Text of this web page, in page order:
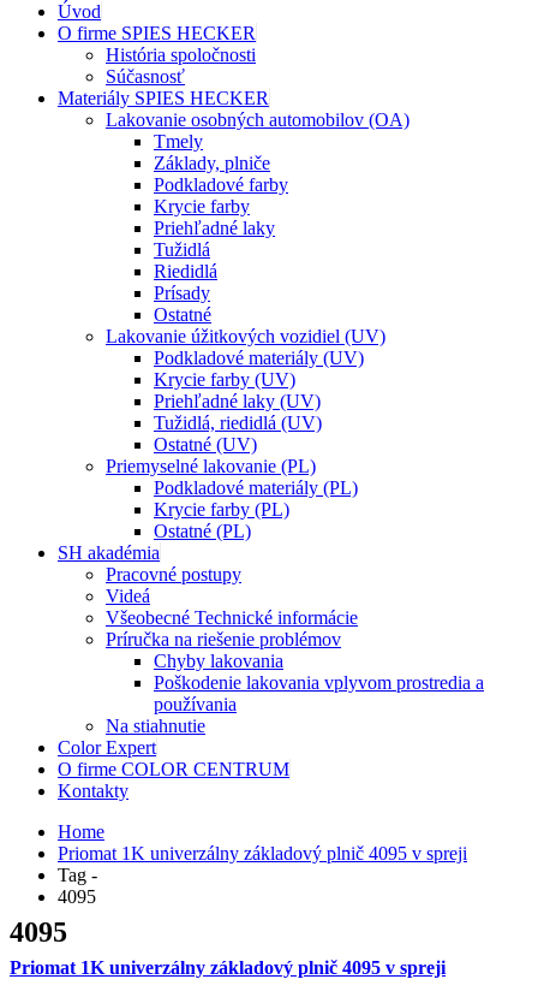
Úvod
O firme SPIES HECKER
História spoločnosti
Súčasnosť
Materiály SPIES HECKER
Lakovanie osobných automobilov (OA)
Tmely
Základy, plniče
Podkladové farby
Krycie farby
Priehľadné laky
Tužidlá
Riedidlá
Prísady
Ostatné
Lakovanie úžitkových vozidiel (UV)
Podkladové materiály (UV)
Krycie farby (UV)
Priehľadné laky (UV)
Tužidlá, riedidlá (UV)
Ostatné (UV)
Priemyselné lakovanie (PL)
Podkladové materiály (PL)
Krycie farby (PL)
Ostatné (PL)
SH akadémia
Pracovné postupy
Videá
Všeobecné Technické informácie
Príručka na riešenie problémov
Chyby lakovania
Poškodenie lakovania vplyvom prostredia a
používania
Na stiahnutie
Color Expert
O firme COLOR CENTRUM
Kontakty
Home
Priomat 1K univerzálny základový plnič 4095 v spreji
Tag -
4095
4095
Priomat 1K univerzálny základový plnič 4095 v spreji